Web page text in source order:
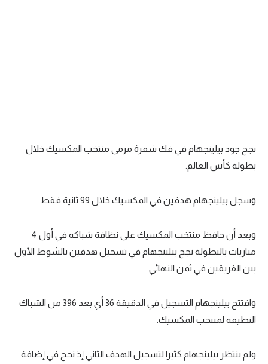
نجح جود بيلينجهام في فك شفرة مرمى منتخب المكسيك خلال
بطولة كأس العالم.
وسجل بيلينجهام هدفين في المكسيك خلال 99 ثانية فقط.
وبعد أن حافظ منتخب المكسيك على نظافة شباكه في أول 4
مباريات بالبطولة نجح بيلينجهام في تسجيل هدفين بالشوط الأول
بين الفريقين في ثمن النهائي.
وافتتح بيلينجهام التسجيل في الدقيقة 36 أي بعد 396 من الشباك
النظيفة لمنتخب المكسيك.
ولم ينتظر بيلينجهام كثيرا لتسجيل الهدف الثاني إذ نجح في إضافة